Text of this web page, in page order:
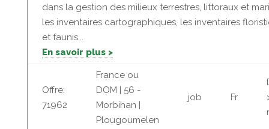
dans la gestion des milieux terrestres, littoraux et
les inventaires cartographiques, les inventaires
et faunis...
En savoir plus >
Offre:
71962
France ou
DOM | 56 -
Morbihan |
Plougoumelen
job Fr